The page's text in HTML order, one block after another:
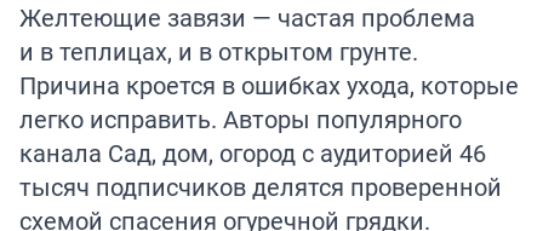
Желтеющие завязи — частая проблема
и в теплицах, и в открытом грунте.
Причина кроется в ошибках ухода, которые
легко исправить. Авторы популярного
канала Сад, дом, огород с аудиторией 46
тысяч подписчиков делятся проверенной
схемой спасения огуречной грядки.